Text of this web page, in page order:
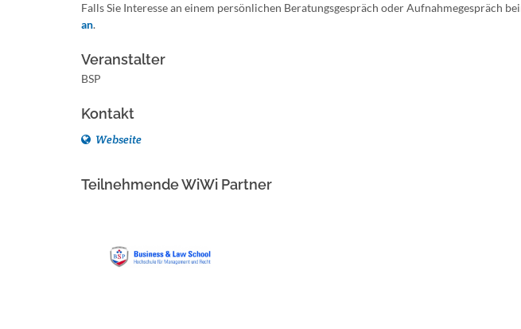
Falls Sie Interesse an einem persönlichen Beratungsgespräch oder Aufnahmegespräch
an.
Veranstalter
BSP
Kontakt
Webseite
Teilnehmende WiWi Partner